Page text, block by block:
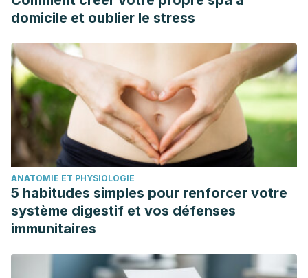
domicile et oublier le stress
ANATOMIE ET PHYSIOLOGIE
5 habitudes simples pour renforcer votre
système digestif et vos défenses
immunitaires